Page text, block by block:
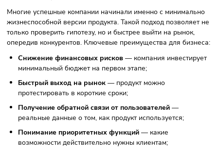
Чем MVP полезен для бизнеса
Использование MVP позволяет компаниям значительно
сократить риски и повысить эффективность разработки
продукта. В условиях высокой конкуренции и быстро
меняющихся рынков это становится особенно важным.
Многие успешные компании начинали именно с
жизнеспособной версии продукта. Такой подход
только проверить гипотезу, но и быстрее выйти на рынок,
опередив конкурентов. Ключевые преимущества для